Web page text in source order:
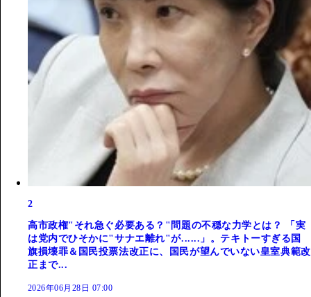
2
高市政権"それ急ぐ必要ある？"問題の不穏な力学とは？ 「実
は党内でひそかに"サナエ離れ"が......」。テキトーすぎる国
旗損壊罪＆国民投票法改正に、国民が望んでいない皇室典範改
正まで...
2026年06月28日 07:00